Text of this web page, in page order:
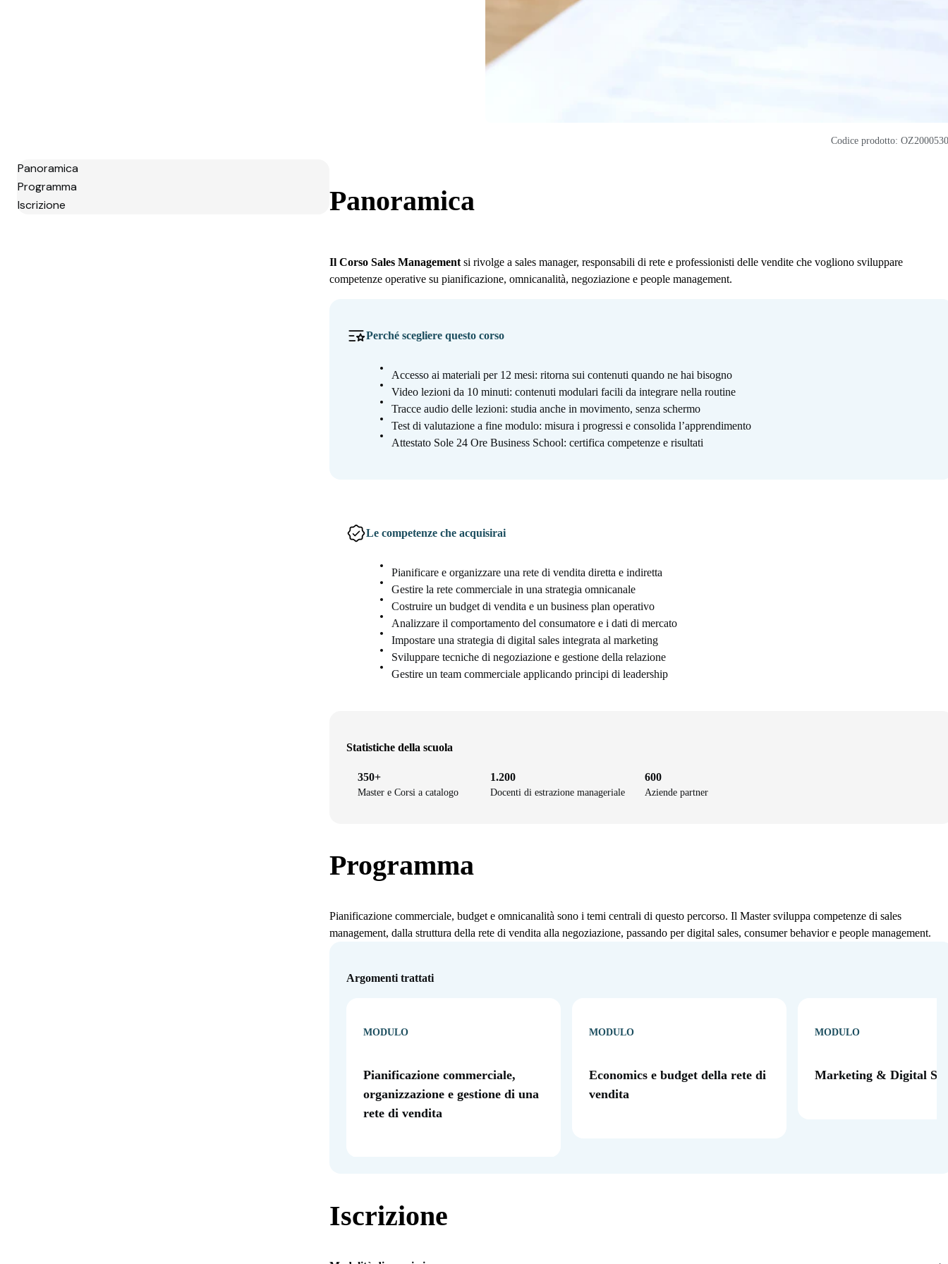
Codice prodotto:
Panoramica
Programma
Iscrizione
Panoramica
Il Corso Sales Managementsi rivolge a sales manager, responsabili di rete e professionisti delle vendite che vogliono sviluppare
competenze operative su pianificazione, omnicanalità, negoziazione e people management.
Perché scegliere questo corso
Accesso ai materiali per 12 mesi: ritorna sui contenuti quando ne hai bisogno
Video lezioni da 10 minuti: contenuti modulari facili da integrare nella routine
Tracce audio delle lezioni: studia anche in movimento, senza schermo
Test di valutazione a fine modulo: misura i progressi e consolida l’apprendimento
Attestato Sole 24 Ore Business School: certifica competenze e risultati
Le competenze che acquisirai
Pianificare e organizzare una rete di vendita diretta e indiretta
Gestire la rete commerciale in una strategia omnicanale
Costruire un budget di vendita e un business plan operativo
Analizzare il comportamento del consumatore e i dati di mercato
Impostare una strategia di digital sales integrata al marketing
Sviluppare tecniche di negoziazione e gestione della relazione
Gestire un team commerciale applicando principi di leadership
Statistiche della scuola
350+
Master e Corsi a catalogo
1.200
Docenti di estrazione manageriale
600
Aziende partner
Programma
Pianificazione commerciale, budget e omnicanalità sono i temi centrali di questo percorso. Il Master sviluppa competenze di sales
management, dalla struttura della rete di vendita alla negoziazione, passando per digital sales, consumer behavior e people management.
Argomenti trattati
MODULO
Pianificazione commerciale,
organizzazione e gestione di una
rete di vendita
MODULO
Economics e budget della rete di
vendita
MODULO
Marketing & Digital
Iscrizione